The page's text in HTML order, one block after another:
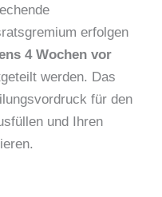
erfolgen
4 Wochen vor
werden. Das
für den
und Ihren